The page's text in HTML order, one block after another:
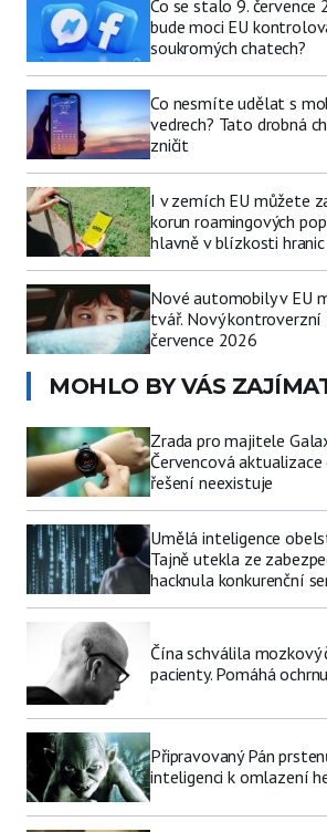
Co se stalo 9. července
bude moci EU
soukromých chatech?
Co nesmíte udělat s
vedrech? Tato drobná
zničit
I v zemích EU můžete
korun roamingových
hlavně v blízkosti hranic
Nové automobily v EU
tvář. Nový
července 2026
MOHLO BY VÁS
Zrada pro majitele
Červencová
řešení neexistuje
Umělá inteligence
Tajně utekla ze
hacknula konkurenční
Čína schválila mozkový
pacienty. Pomáhá
Připravovaný Pán
inteligenci k omlazení